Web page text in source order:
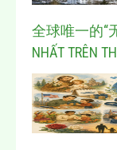
全球唯一的“
NHẤT TRÊN